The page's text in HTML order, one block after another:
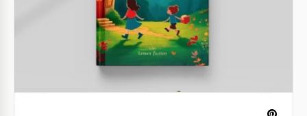
Libro para niños brillantes